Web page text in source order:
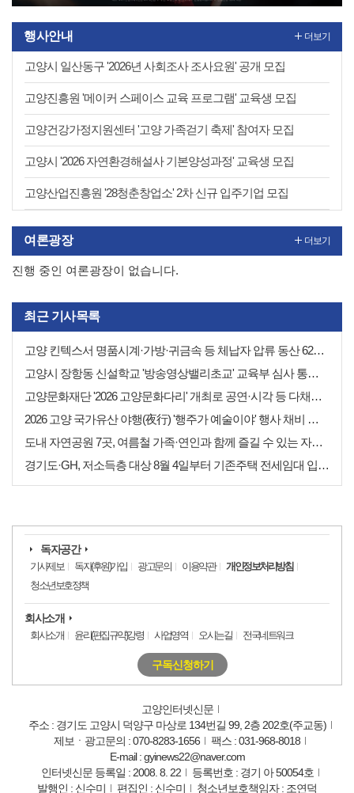
행사안내
고양시 일산동구 '2026년 사회조사 조사요원' 공개 모집
고양진흥원 '메이커 스페이스 교육 프로그램' 교육생 모집
고양건강가정지원센터 '고양 가족걷기 축제' 참여자 모집
고양시 '2026 자연환경해설사 기본양성과정' 교육생 모집
고양산업진흥원 '28청춘창업소' 2차 신규 입주기업 모집
더보기
여론광장
진행 중인 여론광장이 없습니다.
더보기
최근 기사목록
고양 킨텍스서 명품시계·가방·귀금속 등 체납자 압류 동산 620점 공개 경매
고양시 장항동 신설학교 '방송영상밸리초교' 교육부 심사 통과··2030년 개교
고양문화재단 '2026 고양문화다리' 개최로 공연·시각 등 다채로운 무대 선보여
2026 고양 국가유산 야행(夜行) '행주가 예술이야' 행사 채비 나선 고양시
도내 자연공원 7곳, 여름철 가족·연인과 함께 즐길 수 있는 자연휴식처 추천
경기도·GH, 저소득층 대상 8월 4일부터 기존주택 전세임대 입주자 상시 모집
독자공간
기사제보 독자(후원)가입 광고문의 이용약관
개인정보처리방침
청소년보호정책
회사소개
회사소개 윤리(편집규약)강령 사업영역 오시는길 전국네트워크
구독신청하기
고양인터넷신문
주소 : 경기도 고양시 덕양구 마상로 134번길 99, 2층 202호(주교동)
제보ㆍ광고문의 : 070-8283-1656
팩스 : 031-968-8018
E-mail : gyinews22@naver.com
인터넷신문 등록일 : 2008. 8. 22
등록번호 : 경기 아 50054호
발행인 : 신수미
편집인 : 신수미 청소년보호책임자 : 조연덕